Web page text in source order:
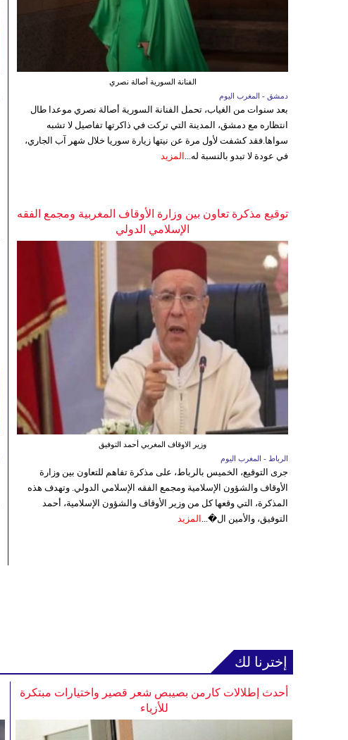
الفنانة السورية أصالة نصري
دمشق - المغرب اليوم
بعد سنوات من الغياب، تحمل الفنانة السورية أصالة نصري موعدا طال
انتظاره مع دمشق، المدينة التي تركت في ذاكرتها تفاصيل لا تشبه
سواها.فقد كشفت لأول مرة عن نيتها زيارة سوريا خلال شهر آب الجاري،
في عودة لا تبدو بالنسبة له... المزيد
توقيع مذكرة تعاون بين وزارة الأوقاف المغربية ومجمع الفقه
الإسلامي الدولي
وزير الاوقاف المغربي أحمد التوفيق
الرباط - المغرب اليوم
جرى التوقيع، الخميس بالرباط، على مذكرة تفاهم للتعاون بين وزارة
الأوقاف والشؤون الإسلامية ومجمع الفقه الإسلامي الدولي. وتهدف هذه
المذكرة، التي وقعها كل من وزير الأوقاف والشؤون الإسلامية، أحمد
التوفيق، والأمين ال�... المزيد
إخترنا لك
أحدث إطلالات كارمن بصيبص شعر قصير واختيارات مبتكرة
للأزياء